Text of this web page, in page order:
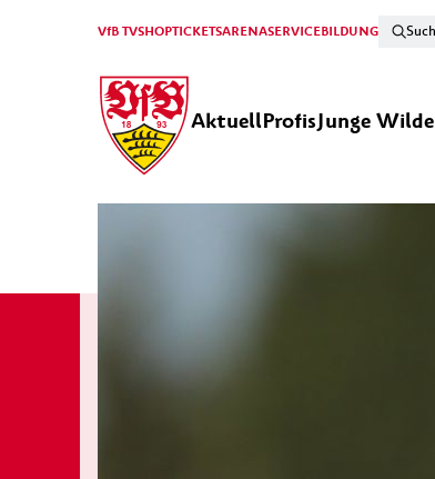
VfB TVSHOPTICKETSARENASERVICEBILDUNG
AktuellProfisJunge Wilde